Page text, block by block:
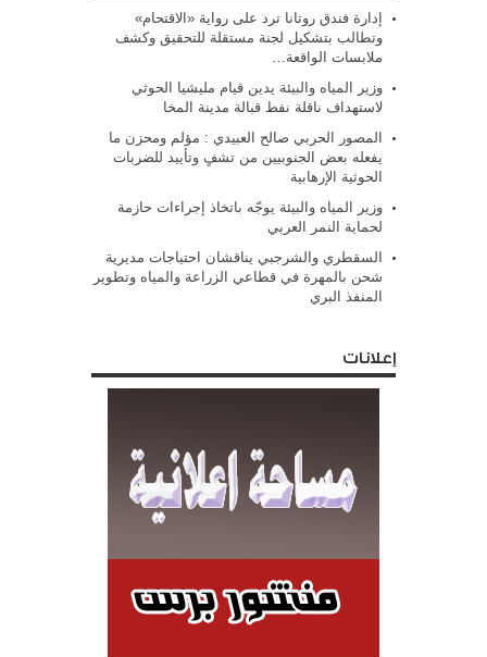
إدارة فندق روتانا ترد على رواية «الاقتحام»
وتطالب بتشكيل لجنة مستقلة للتحقيق وكشف
ملابسات الواقعة…
وزير المياه والبيئة يدين قيام مليشيا الحوثي
لاستهداف ناقلة نفط قبالة مدينة المخا
المصور الحربي صالح العبيدي : مؤلم ومحزن ما
يفعله بعض الجنوبيين من تشفٍ وتأييد للضربات
الحوثية الإرهابية
وزير المياه والبيئة يوجّه باتخاذ إجراءات حازمة
لحماية النمر العربي
السقطري والشرجبي يناقشان احتياجات مديرية
شحن بالمهرة في قطاعي الزراعة والمياه وتطوير
المنفذ البري
إعلانات